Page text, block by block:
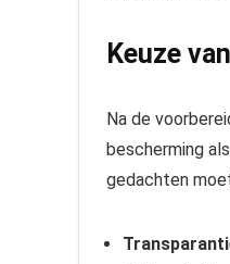
Keuze
Na de
bescherming
gedachten